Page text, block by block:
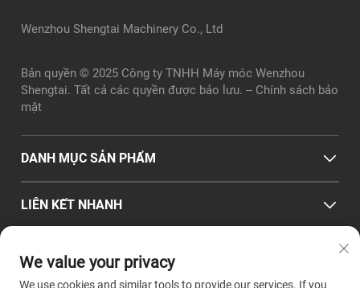
Wenzhou Shengtai Machinery Co., Ltd
Bản quyền © 2025 Công ty TNHH Máy móc Wenzhou
Shengtai. Tất cả các quyền được bảo lưu. -- Chính sách bảo
mật
DANH MỤC SẢN PHẨM
LIÊN KẾT NHANH
THÔNG TIN LIÊN HỆ
Office add : Số 2, Đường Chuangye, Công viên Nhà máy
We value your privacy
We use cookies and similar tools to provide our services. If you